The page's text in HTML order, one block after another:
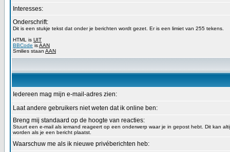
Interesses:
Onderschrift:
Dit is een stukje tekst dat onder je berichten wordt gezet. Er is een limiet van 255 tekens.
HTML is UIT
BBCode isAAN
Smilies staan AAN
Iedereen mag mijn e-mail-adres zien:
Laat andere gebruikers niet weten dat ik online ben:
Breng mij standaard op de hoogte van reacties:
Stuurt een e-mail als iemand reageert op een onderwerp waar je in gepost hebt. Dit kan
worden als je een bericht plaatst.
Waarschuw me als ik nieuwe privéberichten heb: